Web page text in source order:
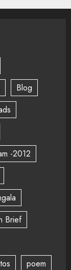
Blog
-2012
Brief
poem